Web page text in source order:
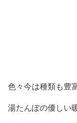
色々今は種類も豊
湯たんぽの優しい